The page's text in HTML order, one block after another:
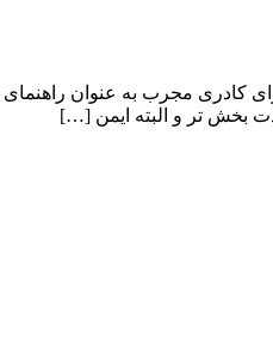
مجرب به عنوان
بخش تر و البته ایمن […]